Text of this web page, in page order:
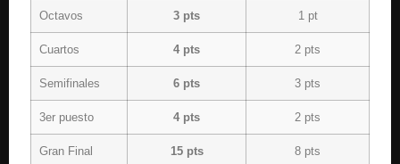
Octavos 3 pts 1 pt
Cuartos 4 pts 2 pts
Semifinales 6 pts 3 pts
3er puesto 4 pts 2 pts
Gran Final 15 pts 8 pts